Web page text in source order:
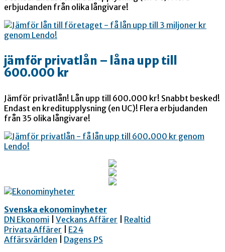
erbjudanden från olika långivare!
jämför privatlån – låna upp till
600.000 kr
Jämför privatlån! Lån upp till 600.000 kr! Snabbt besked!
Endast en kreditupplysning (en UC)! Flera erbjudanden
från 35 olika långivare!
Svenska ekonominyheter
DN Ekonomi
Veckans Affärer
Realtid
Privata Affärer
E24
Affärsvärlden
Dagens PS